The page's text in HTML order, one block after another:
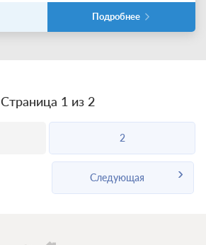
Подробнее
Страница 1 из 2
2
Следующая